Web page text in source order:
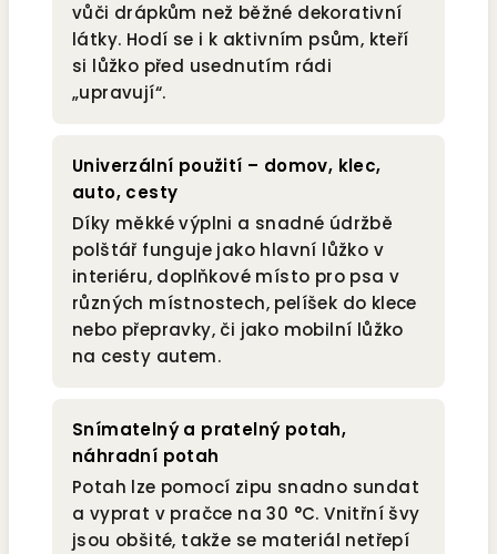
vůči drápkům než běžné dekorativní
látky. Hodí se i k aktivním psům, kteří
si lůžko před usednutím rádi
„upravují“.
Univerzální použití – domov, klec,
auto, cesty
Díky měkké výplni a snadné údržbě
polštář funguje jako hlavní lůžko v
interiéru, doplňkové místo pro psa v
různých místnostech, pelíšek do klece
nebo přepravky, či jako mobilní lůžko
na cesty autem.
Snímatelný a pratelný potah,
náhradní potah
Potah lze pomocí zipu snadno sundat
a vyprat v pračce na 30 °C. Vnitřní švy
jsou obšité, takže se materiál netřepí